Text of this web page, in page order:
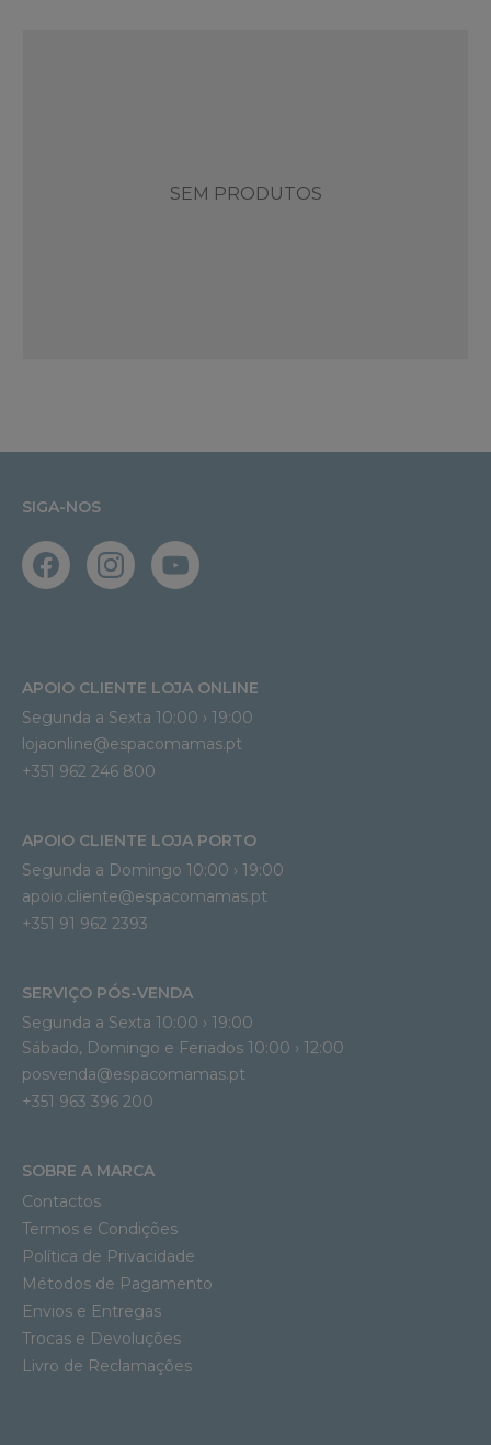
SEM PRODUTOS
SIGA-NOS
APOIO CLIENTE LOJA ONLINE
Segunda a Sexta 10:00 › 19:00
lojaonline@espacomamas.pt
+351 962 246 800
APOIO CLIENTE LOJA PORTO
Segunda a Domingo 10:00 › 19:00
apoio.cliente@espacomamas.pt
+351 91 962 2393
SERVIÇO PÓS-VENDA
Segunda a Sexta 10:00 › 19:00
Sábado, Domingo e Feriados 10:00 › 12:00
posvenda@espacomamas.pt
+351 963 396 200
SOBRE A MARCA
Contactos
Termos e Condições
Política de Privacidade
Métodos de Pagamento
Envios e Entregas
Trocas e Devoluções
Livro de Reclamações